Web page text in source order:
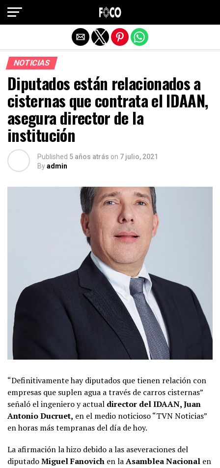
NOTICIAS
Diputados están relacionados a
cisternas que contrata el IDAAN,
asegura director de la
institución
Published 5 años atrás on 7 julio, 2021
Byadmin
“Definitivamente hay diputados que tienen relación con
empresas que suplen agua a través de carros cisternas”
señaló el ingeniero y actual director del IDAAN, Juan
Antonio Ducruet, en el medio noticioso “TVN Noticias”
en horas más tempranas del día de hoy.
La afirmación la hizo debido a las aseveraciones del
diputadoMiguel Fanovich en laAsamblea Nacional en
Salir de la versión móvil